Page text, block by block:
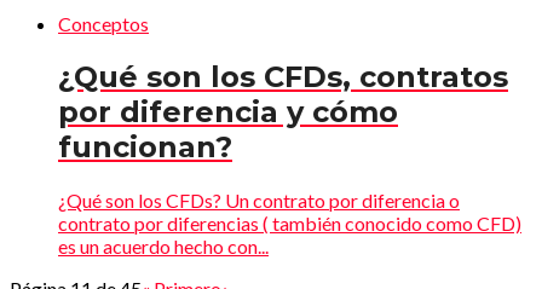
Conceptos
¿Qué son los CFDs, contratos
por diferencia y cómo
funcionan?
¿Qué son los CFDs? Un contrato por diferencia o
contrato por diferencias ( también conocido como CFD)
es un acuerdo hecho con...